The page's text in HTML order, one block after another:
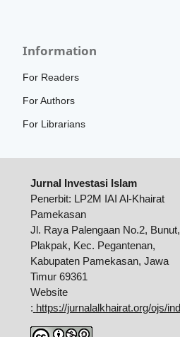
Information
For Readers
For Authors
For Librarians
Jurnal Investasi Islam
Penerbit: LP2M IAI Al-Khairat
Pamekasan
Jl. Raya Palengaan No.2, Bunut,
Plakpak, Kec. Pegantenan,
Kabupaten Pamekasan, Jawa
Timur 69361
Website
: https://jurnalalkhairat.org/ojs/